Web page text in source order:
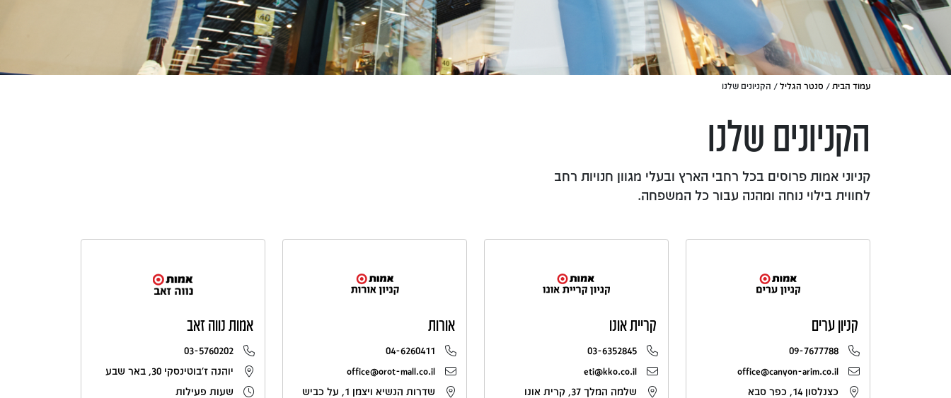
עמוד הבית / סנטר הגליל / הקניונים שלנו
הקניונים שלנו
קניוני אמות פרוסים בכל רחבי הארץ ובעלי מגוון חנויות רחב
לחווית בילוי נוחה ומהנה עבור כל המשפחה.
קניון ערים
09-7677788
office@canyon-arim.co.il
כצנלסון 14, כפר סבא
קריית אונו
03-6352845
eti@kko.co.il
שלמה המלך 37, קרית אונו
אורות
04-6260411
office@orot-mall.co.il
שדרות הנשיא ויצמן 1, על כביש
אמות נווה זאב
03-5760202
יוהנה ז'בוטינסקי 30, באר שבע
שעות פעילות